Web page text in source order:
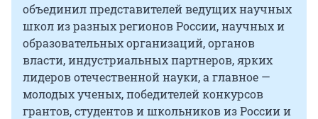
объединил представителей ведущих научных
школ из разных регионов России, научных и
образовательных организаций, органов
власти, индустриальных партнеров, ярких
лидеров отечественной науки, а главное —
молодых ученых, победителей конкурсов
грантов, студентов и школьников из России и